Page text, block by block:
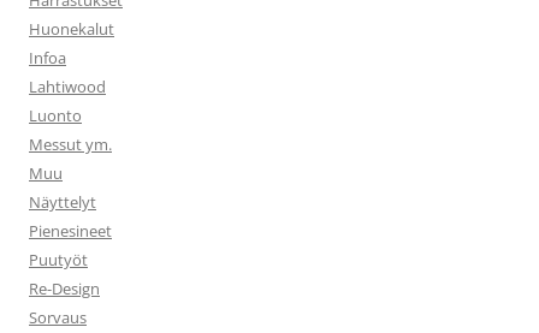
Huonekalut
Infoa
Lahtiwood
Luonto
Messut ym.
Muu
Näyttelyt
Pienesineet
Puutyöt
Re-Design
Sorvaus